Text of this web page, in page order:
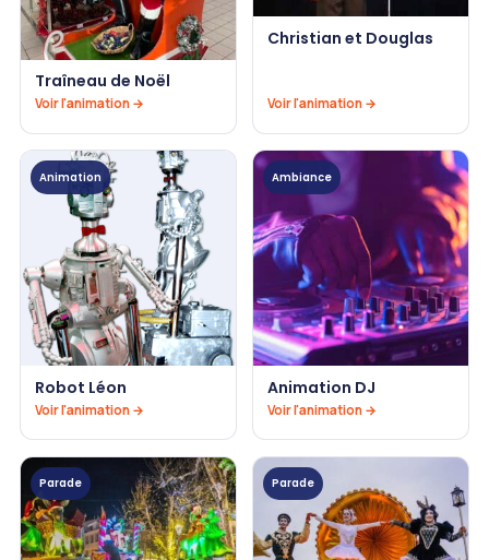
Traîneau de Noël
Voir l'animation →
Christian et Douglas
Voir l'animation →
Animation
Robot Léon
Voir l'animation →
Ambiance
Animation DJ
Voir l'animation →
Parade Parade